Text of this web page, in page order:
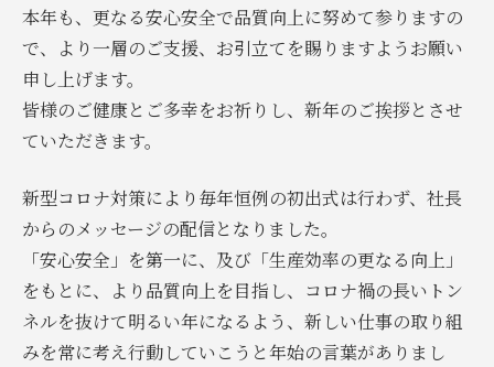
本年も、更なる安心安全で品質向上に努めて参りますの
で、より一層のご支援、お引立てを賜りますようお願い
申し上げます。
皆様のご健康とご多幸をお祈りし、新年のご挨拶とさせ
ていただきます。
新型コロナ対策により毎年恒例の初出式は行わず、社長
からのメッセージの配信となりました。
「安心安全」を第一に、及び「生産効率の更なる向上」
をもとに、より品質向上を目指し、コロナ禍の長いトン
ネルを抜けて明るい年になるよう、新しい仕事の取り組
みを常に考え行動していこうと年始の言葉がありまし